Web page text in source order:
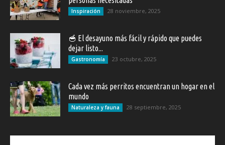
Inspiración 28 noviembre, 2025
🥣 El desayuno más fácil y rápido que puedes
dejar listo...
Gastronomía 23 octubre, 2025
Cada vez más perritos encuentran un hogar en el
mundo
Naturaleza y fauna 28 septiembre, 2025